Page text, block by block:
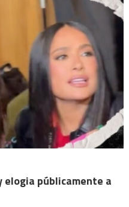
elogia públicamente a